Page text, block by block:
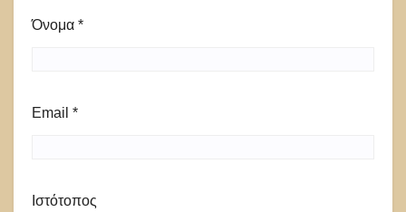
Όνομα *
Email *
Ιστότοπος